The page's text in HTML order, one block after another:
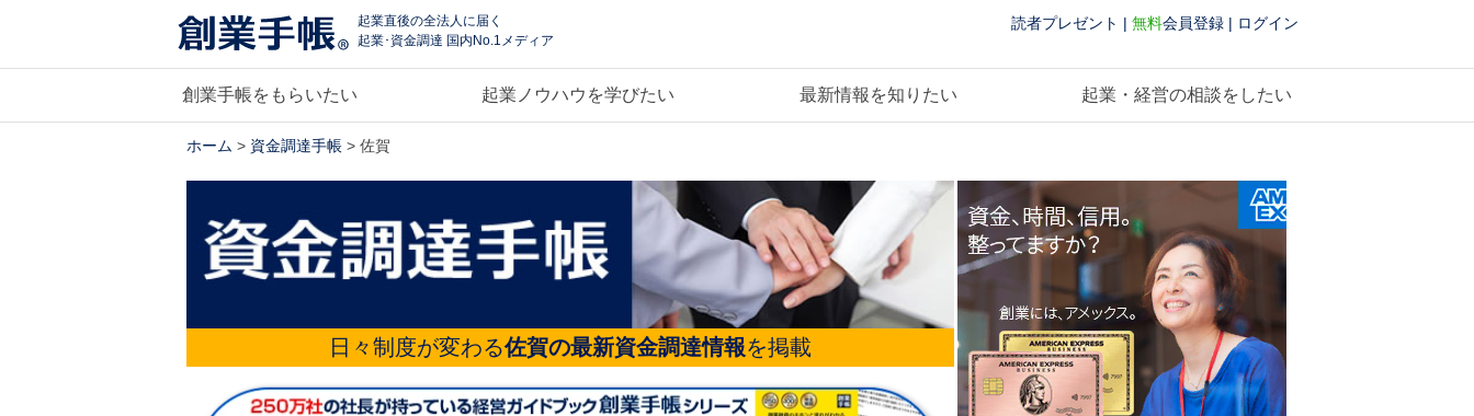
起業直後の全法人に届く
起業･資金調達 国内No.1メディア
読者プレゼント | 無料会員登録 | ログイン
創業手帳をもらいたい 起業ノウハウを学びたい 最新情報を知りたい 起業・経営の相談をしたい
ホーム > 資金調達手帳 > 佐賀
日々制度が変わる佐賀の最新資金調達情報を掲載